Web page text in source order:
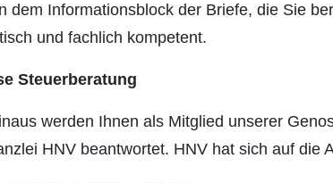
dem Informationsblock der Briefe, die Sie
und fachlich kompetent.
Steuerberatung
werden Ihnen als Mitglied unserer
HNV beantwortet. HNV hat sich auf die